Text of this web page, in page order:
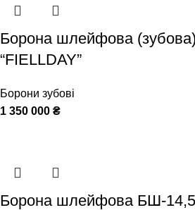
Борона шлейфова
“FIELLDAY”
Борони зубові
1 350 000 ₴
Борона шлейфова БШ-14,5